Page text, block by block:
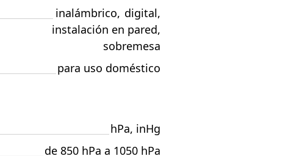
inalámbrico, digital,
instalación en pared,
sobremesa
para uso doméstico
hPa, inHg
de 850 hPa a 1050 hPa